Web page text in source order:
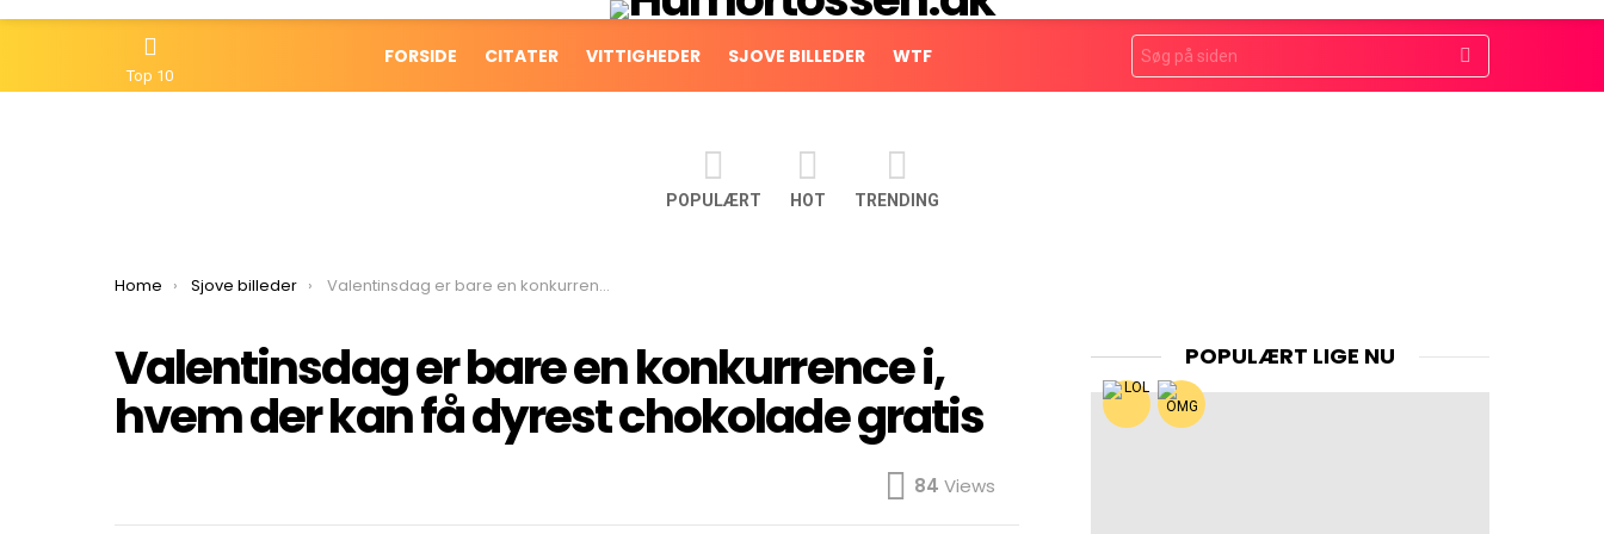
Top 10
FORSIDE CITATER VITTIGHEDER SJOVE BILLEDER WTF
Search
for:
POPULÆRT HOT TRENDING
You are here:
Home Sjove billeder Valentinsdag er bare en konkurrence i, hvem der kan få dyrest chokolade gratis
Valentinsdag er bare en konkurrence i,
hvem der kan få dyrest chokolade gratis
84 Views
POPULÆRT LIGE NU